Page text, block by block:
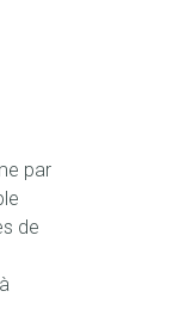
par
de